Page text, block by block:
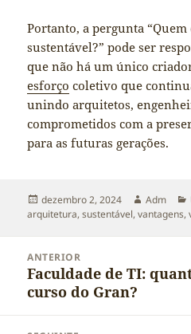
Portanto, a pergunta
sustentável?” pode ser
que não há um único
esforço coletivo que
unindo arquitetos,
comprometidos com a
para as futuras gerações.
Publicado
em
dezembro 2, 2024 Autor
Adm
arquitetura,sustentável,vantagens,
ANTERIOR
Post
anterior:
Faculdade de TI:
curso do Gran?